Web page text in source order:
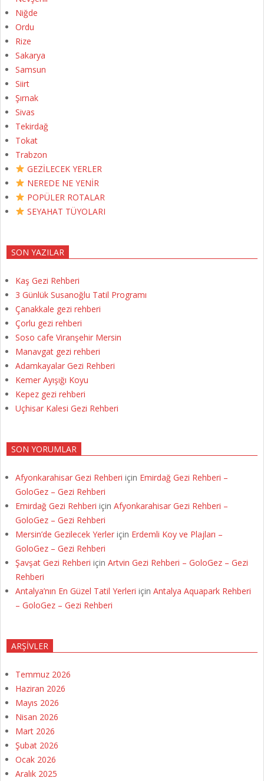
Niğde
Ordu
Rize
Sakarya
Samsun
Siirt
Şırnak
Sivas
Tekirdağ
Tokat
Trabzon
GEZİLECEK YERLER
NEREDE NE YENİR
POPÜLER ROTALAR
SEYAHAT TÜYOLARI
SON YAZILAR
Kaş Gezi Rehberi
3 Günlük Susanoğlu Tatil Programı
Çanakkale gezi rehberi
Çorlu gezi rehberi
Soso cafe Viranşehir Mersin
Manavgat gezi rehberi
Adamkayalar Gezi Rehberi
Kemer Ayışığı Koyu
Kepez gezi rehberi
Uçhisar Kalesi Gezi Rehberi
SON YORUMLAR
Afyonkarahisar Gezi Rehberi için Emirdağ Gezi Rehberi –
GoloGez – Gezi Rehberi
Emirdağ Gezi Rehberi için Afyonkarahisar Gezi Rehberi –
GoloGez – Gezi Rehberi
Mersin’de Gezilecek Yerler için Erdemli Koy ve Plajları –
GoloGez – Gezi Rehberi
Şavşat Gezi Rehberi için Artvin Gezi Rehberi – GoloGez – Gezi
Rehberi
Antalya’nın En Güzel Tatil Yerleri için Antalya Aquapark Rehberi
– GoloGez – Gezi Rehberi
ARŞIVLER
Temmuz 2026
Haziran 2026
Mayıs 2026
Nisan 2026
Mart 2026
Şubat 2026
Ocak 2026
Aralık 2025